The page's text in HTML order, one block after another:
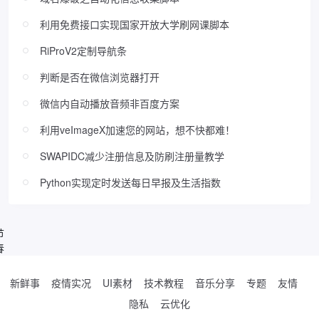
利用免费接口实现国家开放大学刷网课脚本
RiProV2定制导航条
判断是否在微信浏览器打开
微信内自动播放音频非百度方案
利用veImageX加速您的网站，想不快都难！
SWAPIDC减少注册信息及防刷注册量教学
Python实现定时发送每日早报及生活指数
新鲜事 疫情实况 UI素材 技术教程 音乐分享 专题
友情
隐私
云优化